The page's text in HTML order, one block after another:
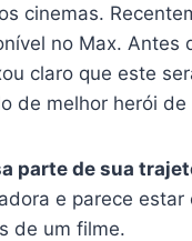
cinemas.
no Max. Antes
claro que este
de melhor herói
parte de sua
e parece estar
de um filme.